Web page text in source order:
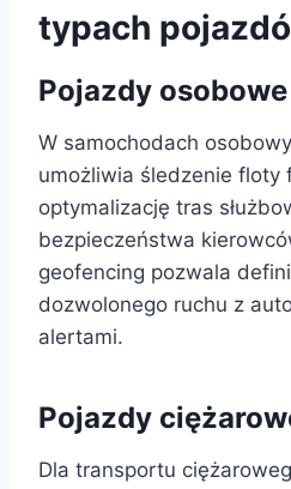
typach
Pojazdy osobowe
W samochodach
umożliwia śledzenie floty
optymalizację tras
bezpieczeństwa
geofencing pozwala
dozwolonego ruchu z
alertami.
Pojazdy
Dla transportu